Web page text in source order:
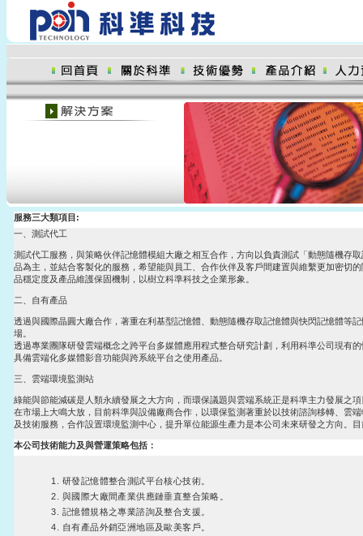
服務三大類項目:
一、測試代工
測試代工服務，與策略伙伴記憶體模組大廠之相互合作，方向以負責測試「動態隨機存
品為主，並結合客製化的服務，希望能與員工、合作伙伴及客戶間建置與維繫更加密切
品穩定度及產品維護保固機制，以樹立科準科技之企業形象。
二、自有產品
透過與國際晶圓大廠合作，著重在利基型記憶體、動態隨機存取記憶體與快閃記憶體等
場。
透過專業團隊研發雲端概念之跨平台多媒體應用程式整合研究計劃，利用科準公司現有
具備雲端化多媒體影音功能與跨系統平台之使用產品。
三、雲端環境監測站
綠能與節能減碳是人類永續發展之大方向，而環保議題與雲端系統正是科準主力發展之
在市場上大鳴大放，目前科準與設備廠商合作，以環保監測著重於以技術諮詢移轉、雲
及技術服務，合作設置環境監測中心，提升單位能源生產力是本公司未來研發之方向。
本公司技術能力及與營運策略包括：
研發記憶體整合測試平台核心技術。
與國際大廠間產業供應鏈垂直整合策略。
記憶體規格之專業諮詢及整合支援。
自有產品外銷亞洲地區及歐美客戶。